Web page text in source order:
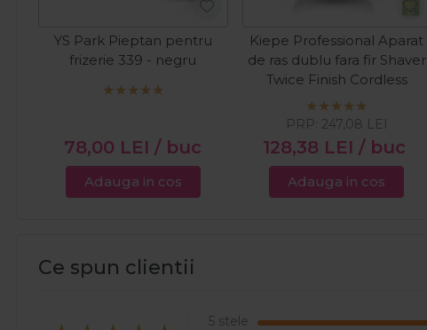
YS Park Pieptan pentru
frizerie 339 - negru
78,00 LEI / buc
Adauga in cos
Kiepe Professional Aparat
de ras dublu fara fir Shaver
Twice Finish Cordless
128,38 LEI / buc
PRP: 247,08 LEI
Adauga in cos
Ce spun clientii
5 stele